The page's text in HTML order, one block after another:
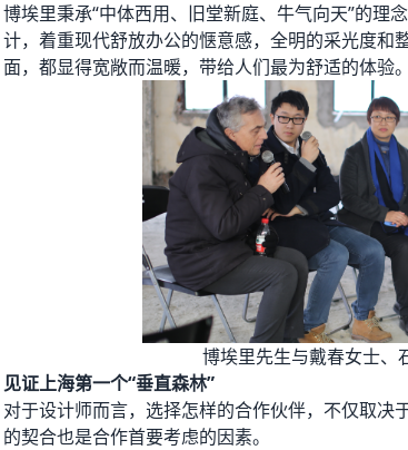
博埃里秉承“中体西用、旧堂新庭、牛气向天”的理
计，着重现代舒放办公的惬意感，全明的采光度和
面，都显得宽敞而温暖，带给人们最为舒适的体验。
博埃里先生与戴春女士、
见证上海第一个“垂直森林”
对于设计师而言，选择怎样的合作伙伴，不仅取决
的契合也是合作首要考虑的因素。